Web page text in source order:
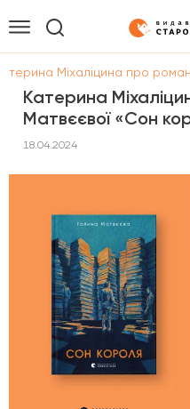
Міхаліцина про
Катерина
Матвєєвої «Сон
18.04.2024